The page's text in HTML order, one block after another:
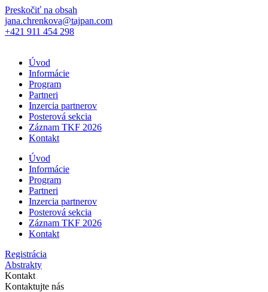
Preskočiť na obsah
jana.chrenkova@tajpan.com
+421 911 454 298
Úvod
Informácie
Program
Partneri
Inzercia partnerov
Posterová sekcia
Záznam TKF 2026
Kontakt
Úvod
Informácie
Program
Partneri
Inzercia partnerov
Posterová sekcia
Záznam TKF 2026
Kontakt
Registrácia
Abstrakty
Kontakt
Kontaktujte nás